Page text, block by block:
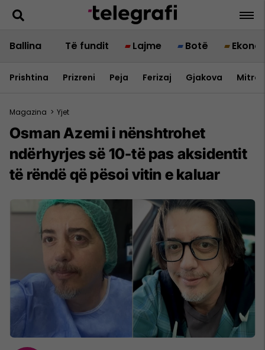
Ballina Të fundit Lajme Botë
Prishtina Prizreni Peja Ferizaj Gjakova
Magazina > Yjet
Osman Azemi i nënshtrohet
ndërhyrjes së 10-të pas aksidentit
të rëndë që pësoi vitin e kaluar